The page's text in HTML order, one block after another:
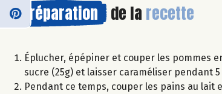
Préparation de la recette
Éplucher, épépiner et couper les pommes
sucre (25g) et laisser caraméliser pendant
Pendant ce temps, couper les pains au lait